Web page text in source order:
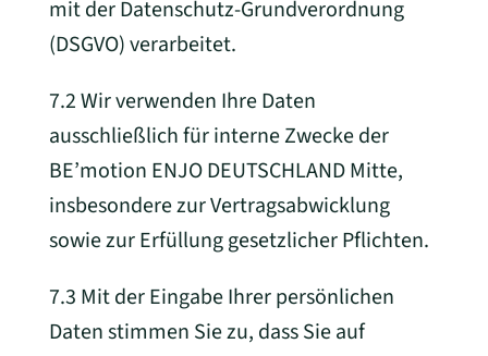
mit der Datenschutz-Grundverordnung
(DSGVO) verarbeitet.
7.2 Wir verwenden Ihre Daten
ausschließlich für interne Zwecke der
BE’motion ENJO DEUTSCHLAND Mitte,
insbesondere zur Vertragsabwicklung
sowie zur Erfüllung gesetzlicher Pflichten.
7.3 Mit der Eingabe Ihrer persönlichen
Daten stimmen Sie zu, dass Sie auf